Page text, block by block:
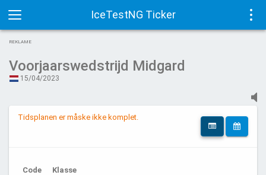
IceTestNG Ticker
Toggle
navigation
REKLAME
Voorjaarswedstrijd Midgard
15/04/2023
Tidsplanen er måske ikke komplet.
Code Klasse